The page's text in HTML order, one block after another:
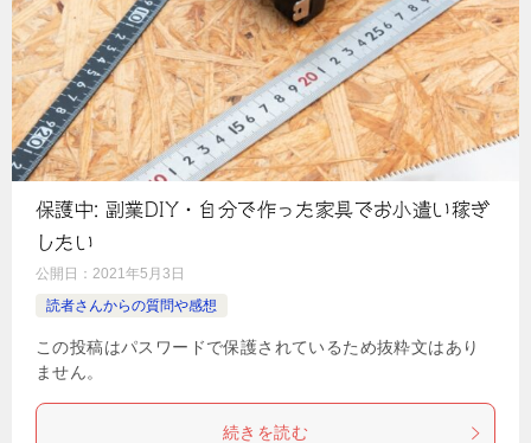
保護中: 副業DIY・自分で作った家具でお小遣い稼ぎ
したい
公開日： 2021年5月3日
読者さんからの質問や感想
この投稿はパスワードで保護されているため抜粋文はあり
ません。
続きを読む